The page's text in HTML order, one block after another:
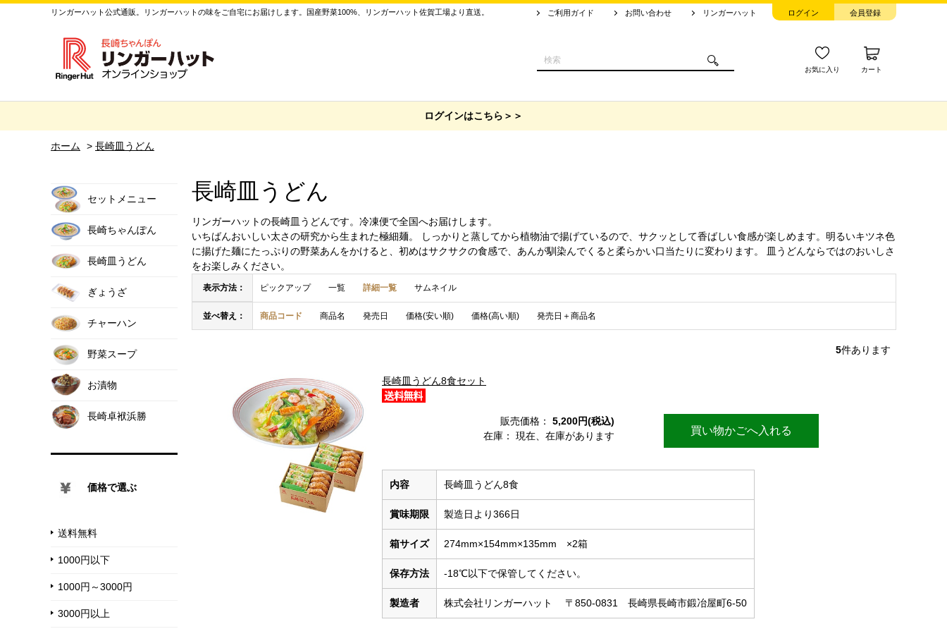
リンガーハット公式通販。リンガーハットの味をご自宅にお届けします。国産野菜100%、リンガーハット佐賀工場より直送。 ご利用ガイド お問い合わせ リンガーハット ログイン 会員登録
お気に入り カート
ログインはこちら＞＞
ホーム > 長崎皿うどん
セットメニュー
長崎ちゃんぽん
長崎皿うどん
ぎょうざ
チャーハン
野菜スープ
お漬物
長崎卓袱浜勝
価格で選ぶ
送料無料
1000円以下
1000円～3000円
3000円以上
長崎皿うどん
リンガーハットの長崎皿うどんです。冷凍便で全国へお届けします。
いちばんおいしい太さの研究から生まれた極細麺。 しっかりと蒸してから植物油で揚げているので、サクッとして香ばしい食感が楽しめます。明るいキツネ色
に揚げた麺にたっぷりの野菜あんをかけると、初めはサクサクの食感で、あんが馴染んでくると柔らかい口当たりに変わります。 皿うどんならではのおいしさ
をお楽しみください。
表示方法： ピックアップ 一覧 詳細一覧 サムネイル
並べ替え： 商品コード 商品名 発売日 価格(安い順) 価格(高い順) 発売日＋商品名
5件あります
長崎皿うどん8食セット
販売価格：
5,200円(税込)
在庫：
現在、在庫があります 買い物かごへ入れる
内容 長崎皿うどん8食
賞味期限 製造日より366日
箱サイズ 274mm×154mm×135mm ×2箱
保存方法 -18℃以下で保管してください。
製造者 株式会社リンガーハット 〒850-0831 長崎県長崎市鍛冶屋町6-50